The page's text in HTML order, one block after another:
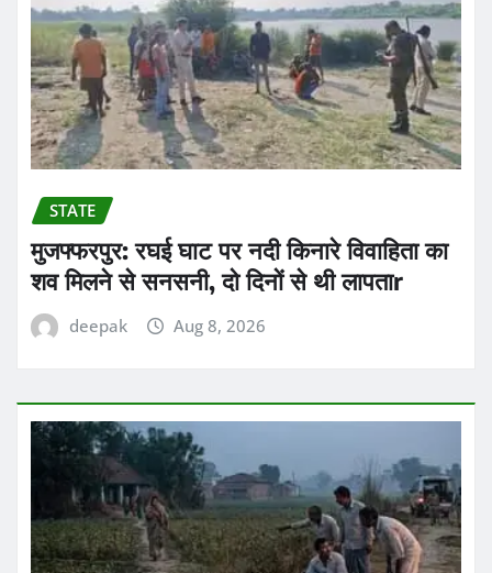
STATE
मुजफ्फरपुर: रघई घाट पर नदी किनारे विवाहिता का
शव मिलने से सनसनी, दो दिनों से थी लापताr
deepak Aug 8, 2026